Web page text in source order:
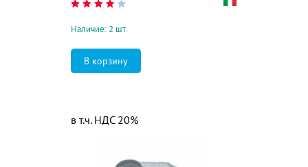
Наличие: 2 шт.
в т.ч. НДС 20%